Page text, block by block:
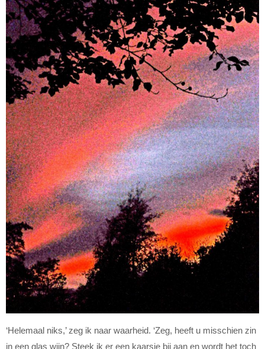
‘Helemaal niks,’ zeg ik naar waarheid. ‘Zeg, heeft u misschien zin
in een glas wijn? Steek ik er een kaarsje bij aan en wordt het toch